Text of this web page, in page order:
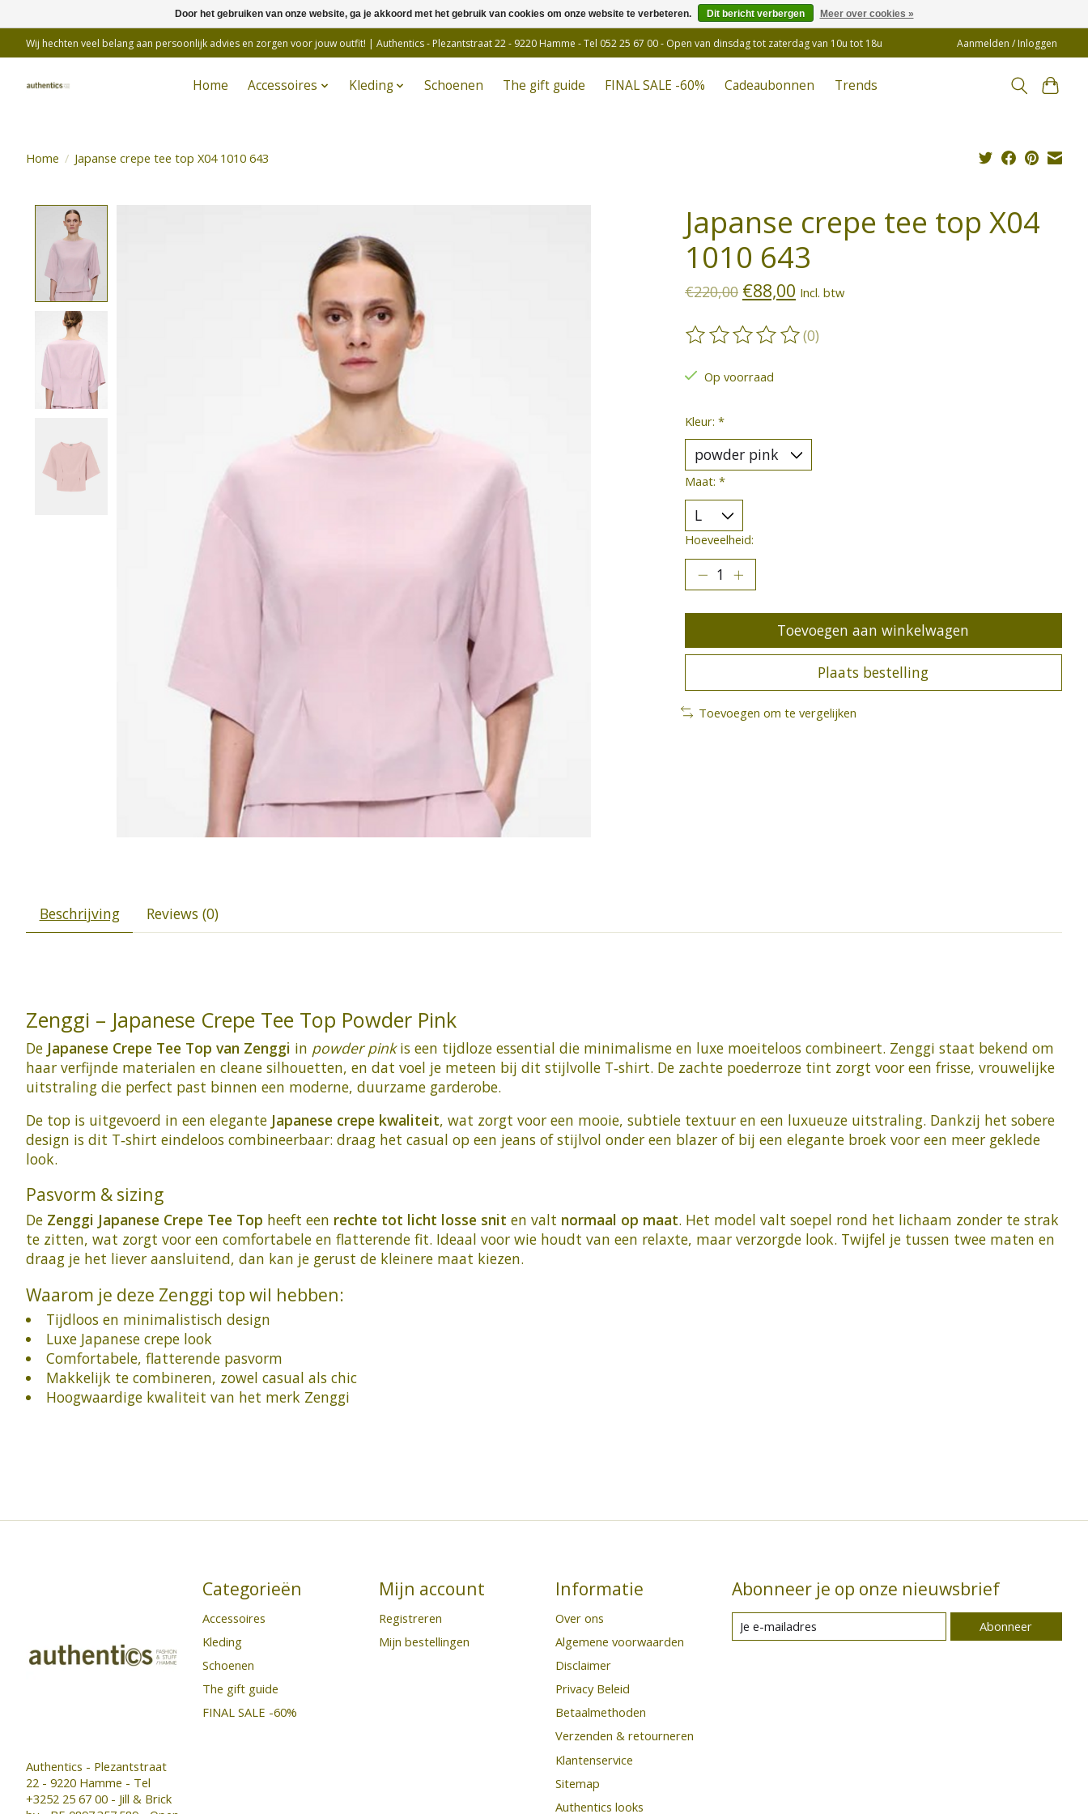
Wij hechten veel belang aan persoonlijk advies en zorgen voor jouw outfit! | Authentics - Plezantstraat 22 - 9220 Hamme - Tel 052 25 67 00 - Open van dinsdag tot zaterdag van 10u tot 18u Aanmelden / Inloggen
Home Accessoires Kleding Schoenen The gift guide FINAL SALE -60% Cadeaubonnen Trends
Home / Japanse crepe tee top X04 1010 643
Japanse crepe tee top X04
1010 643
€220,00 €88,00 Incl. btw
De beoordeling van dit product is
(0)
Op voorraad
Kleur: *
Maat: *
Hoeveelheid:
Toevoegen aan winkelwagen
Plaats bestelling
Toevoegen om te vergelijken
Beschrijving Reviews (0)
Zenggi – Japanese Crepe Tee Top Powder Pink
De Japanese Crepe Tee Top van Zenggi in powder pinkis een tijdloze essential die minimalisme en luxe moeiteloos combineert. Zenggi staat bekend om
haar verfijnde materialen en cleane silhouetten, en dat voel je meteen bij dit stijlvolle T‑shirt. De zachte poederroze tint zorgt voor een frisse, vrouwelijke
uitstraling die perfect past binnen een moderne, duurzame garderobe.
De top is uitgevoerd in een elegante Japanese crepe kwaliteit, wat zorgt voor een mooie, subtiele textuur en een luxueuze uitstraling. Dankzij het sobere
design is dit T‑shirt eindeloos combineerbaar: draag het casual op een jeans of stijlvol onder een blazer of bij een elegante broek voor een meer geklede
look.
Pasvorm & sizing
De Zenggi Japanese Crepe Tee Top heeft een rechte tot licht losse snit en valt normaal op maat. Het model valt soepel rond het lichaam zonder te strak
te zitten, wat zorgt voor een comfortabele en flatterende fit. Ideaal voor wie houdt van een relaxte, maar verzorgde look. Twijfel je tussen twee maten en
draag je het liever aansluitend, dan kan je gerust de kleinere maat kiezen.
Waarom je deze Zenggi top wil hebben:
Tijdloos en minimalistisch design
Luxe Japanese crepe look
Comfortabele, flatterende pasvorm
Makkelijk te combineren, zowel casual als chic
Hoogwaardige kwaliteit van het merk Zenggi
Authentics - Plezantstraat
22 - 9220 Hamme - Tel
+3252 25 67 00 - Jill & Brick
Categorieën
Accessoires
Kleding
Schoenen
The gift guide
FINAL SALE -60%
Mijn account
Registreren
Mijn bestellingen
Informatie
Over ons
Algemene voorwaarden
Disclaimer
Privacy Beleid
Betaalmethoden
Verzenden & retourneren
Klantenservice
Sitemap
Authentics looks
Abonneer je op onze nieuwsbrief
Abonneer
Door het gebruiken van onze website, ga je akkoord met het gebruik van cookies om onze website te verbeteren. Dit bericht verbergen Meer over cookies »